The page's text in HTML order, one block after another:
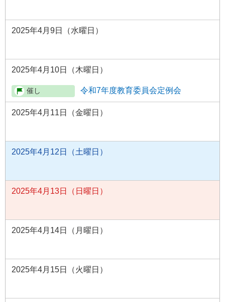
2025年4月9日（水曜日）
2025年4月10日（木曜日）
令和7年度教育委員会定例会
2025年4月11日（金曜日）
2025年4月12日（土曜日）
2025年4月13日（日曜日）
2025年4月14日（月曜日）
2025年4月15日（火曜日）